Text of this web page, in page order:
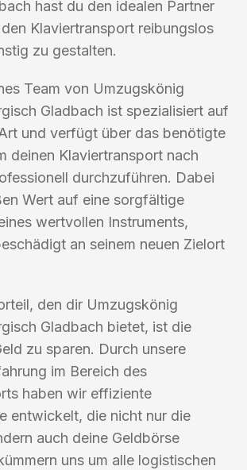
hast du den idealen Partner
Klaviertransport reibungslos
zu gestalten.
Team von Umzugskönig
Gladbach ist spezialisiert auf
und verfügt über das benötigte
deinen Klaviertransport nach
durchzuführen. Dabei
Wert auf eine sorgfältige
wertvollen Instruments,
an seinem neuen Zielort
den dir Umzugskönig
Gladbach bietet, ist die
zu sparen. Durch unsere
im Bereich des
haben wir effiziente
entwickelt, die nicht nur die
auch deine Geldbörse
uns um alle logistischen